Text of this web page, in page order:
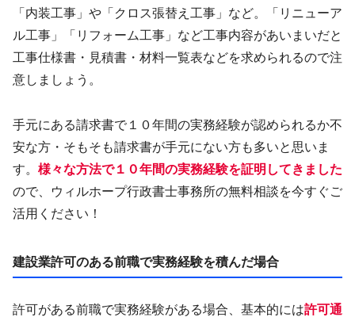
「内装工事」や「クロス張替え工事」など。「リニューア
ル工事」「リフォーム工事」など工事内容があいまいだと
工事仕様書・見積書・材料一覧表などを求められるので注
意しましょう。
手元にある請求書で１０年間の実務経験が認められるか不
安な方・そもそも請求書が手元にない方も多いと思いま
す。 様々な方法で１０年間の実務経験を証明してきました
ので、ウィルホープ行政書士事務所の無料相談を今すぐご
活用ください！
建設業許可のある前職で実務経験を積んだ場合
許可がある前職で実務経験がある場合、基本的には許可通